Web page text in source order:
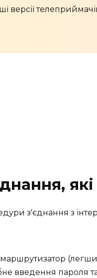
версії
з'єднання з
введення пароля та